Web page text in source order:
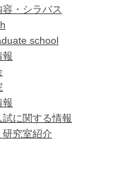
容・シラバス
school
報
報
試に関する情報
研究室紹介